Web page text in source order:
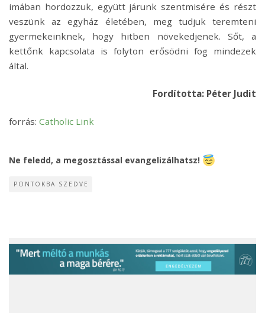
imában hordozzuk, együtt járunk szentmisére és részt
veszünk az egyház életében, meg tudjuk teremteni
gyermekeinknek, hogy hitben növekedjenek. Sőt, a
kettőnk kapcsolata is folyton erősödni fog mindezek
által.
Fordította: Péter Judit
forrás: Catholic Link
Ne feledd, a megosztással evangelizálhatsz!
PONTOKBA SZEDVE